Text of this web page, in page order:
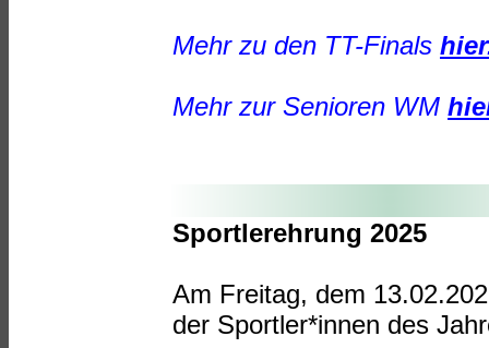
Mehr zu den TT-Finals
Mehr zur Senioren WM
Sportlerehrung 2025
Am Freitag, dem
der Sportler*innen des